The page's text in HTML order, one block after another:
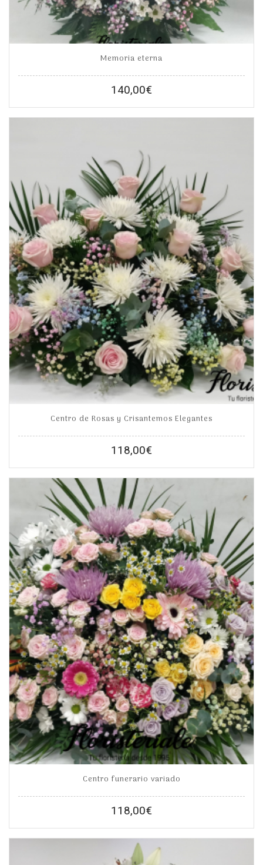
Memoria eterna
140,00€
Centro de Rosas y Crisantemos Elegantes
118,00€
Centro funerario variado
118,00€